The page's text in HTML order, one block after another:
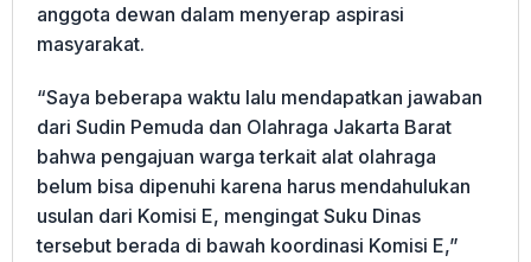
anggota dewan dalam menyerap aspirasi
masyarakat.
“Saya beberapa waktu lalu mendapatkan jawaban
dari Sudin Pemuda dan Olahraga Jakarta Barat
bahwa pengajuan warga terkait alat olahraga
belum bisa dipenuhi karena harus mendahulukan
usulan dari Komisi E, mengingat Suku Dinas
tersebut berada di bawah koordinasi Komisi E,”